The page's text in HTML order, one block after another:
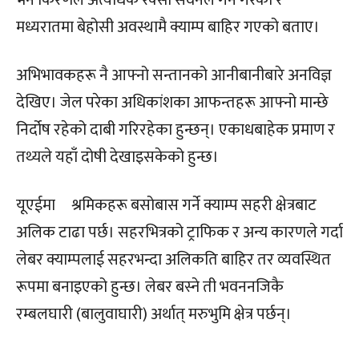
मध्यरातमा बेहोसी अवस्थामै क्याम्प बाहिर गएको बताए।
अभिभावकहरू नै आफ्नो सन्तानको आनीबानीबारे अनविज्ञ
देखिए। जेल परेका अधिकांशका आफन्तहरू आफ्नो मान्छे
निर्दोष रहेको दाबी गरिरहेका हुन्छन्। एकाधबाहेक प्रमाण र
तथ्यले यहाँ दोषी देखाइसकेको हुन्छ।
यूएईमा श्रमिकहरू बसोबास गर्ने क्याम्प सहरी क्षेत्रबाट
अलिक टाढा पर्छ। सहरभित्रको ट्राफिक र अन्य कारणले गर्दा
लेबर क्याम्पलाई सहरभन्दा अलिकति बाहिर तर व्यवस्थित
रूपमा बनाइएको हुन्छ। लेबर बस्ने ती भवननजिकै
रम्बलघारी (बालुवाघारी) अर्थात् मरुभुमि क्षेत्र पर्छन्।